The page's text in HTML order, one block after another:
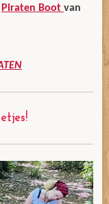
Piraten Boot van